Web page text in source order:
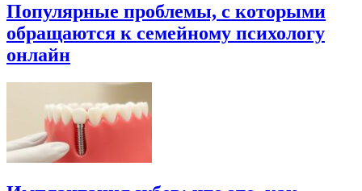
Популярные проблемы, с которыми
обращаются к семейному психологу
онлайн